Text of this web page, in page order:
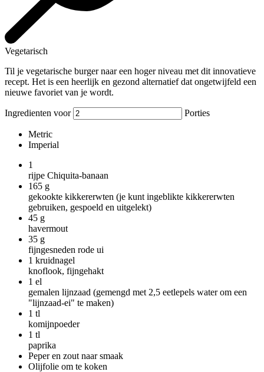
Vegetarisch
Til je vegetarische burger naar een hoger niveau met dit innovatieve
recept. Het is een heerlijk en gezond alternatief dat ongetwijfeld een
nieuwe favoriet van je wordt.
Ingredienten voor Porties
Metric
Imperial
1
rijpe Chiquita-banaan
165 g
gekookte kikkererwten (je kunt ingeblikte kikkererwten
gebruiken, gespoeld en uitgelekt)
45 g
havermout
35 g
fijngesneden rode ui
1 kruidnagel
knoflook, fijngehakt
1 el
gemalen lijnzaad (gemengd met 2,5 eetlepels water om een
"lijnzaad-ei" te maken)
1 tl
komijnpoeder
1 tl
paprika
Peper en zout naar smaak
Olijfolie om te koken